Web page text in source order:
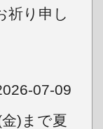
祈り申し
07-09
)まで夏